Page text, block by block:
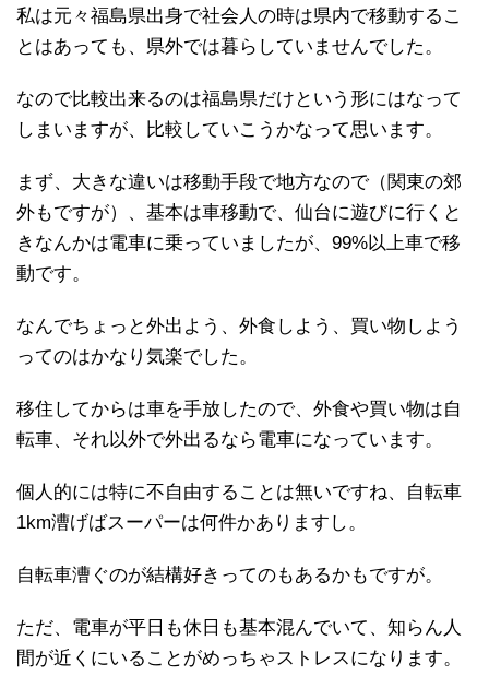
私は元々福島県出身で社会人の時は県内で移動するこ
とはあっても、県外では暮らしていませんでした。
なので比較出来るのは福島県だけという形にはなって
しまいますが、比較していこうかなって思います。
まず、大きな違いは移動手段で地方なので（関東の郊
外もですが）、基本は車移動で、仙台に遊びに行くと
きなんかは電車に乗っていましたが、99%以上車で移
動です。
なんでちょっと外出よう、外食しよう、買い物しよう
ってのはかなり気楽でした。
移住してからは車を手放したので、外食や買い物は自
転車、それ以外で外出るなら電車になっています。
個人的には特に不自由することは無いですね、自転車
1km漕げばスーパーは何件かありますし。
自転車漕ぐのが結構好きってのもあるかもですが。
ただ、電車が平日も休日も基本混んでいて、知らん人
間が近くにいることがめっちゃストレスになります。